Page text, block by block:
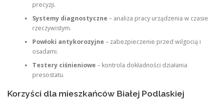
precyzji.
Systemy diagnostyczne – analiza pracy urządzenia w czasie
rzeczywistym.
Powłoki antykorozyjne – zabezpieczenie przed wilgocią i
osadami.
Testery ciśnieniowe – kontrola dokładności działania
presostatu.
Korzyści dla mieszkańców Białej Podlaskiej